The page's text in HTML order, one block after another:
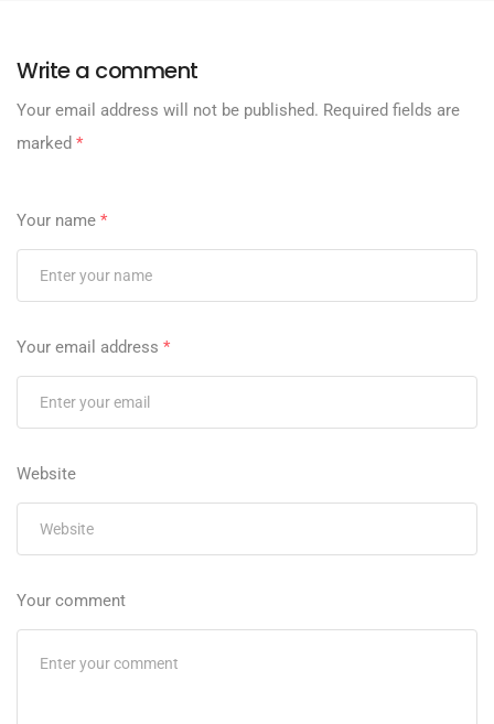
Write a comment
Your email address will not be published. Required fields are
marked *
Your name *
Your email address *
Website
Your comment